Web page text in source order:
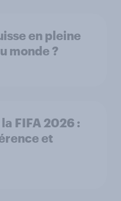
en pleine
monde ?
FIFA 2026 :